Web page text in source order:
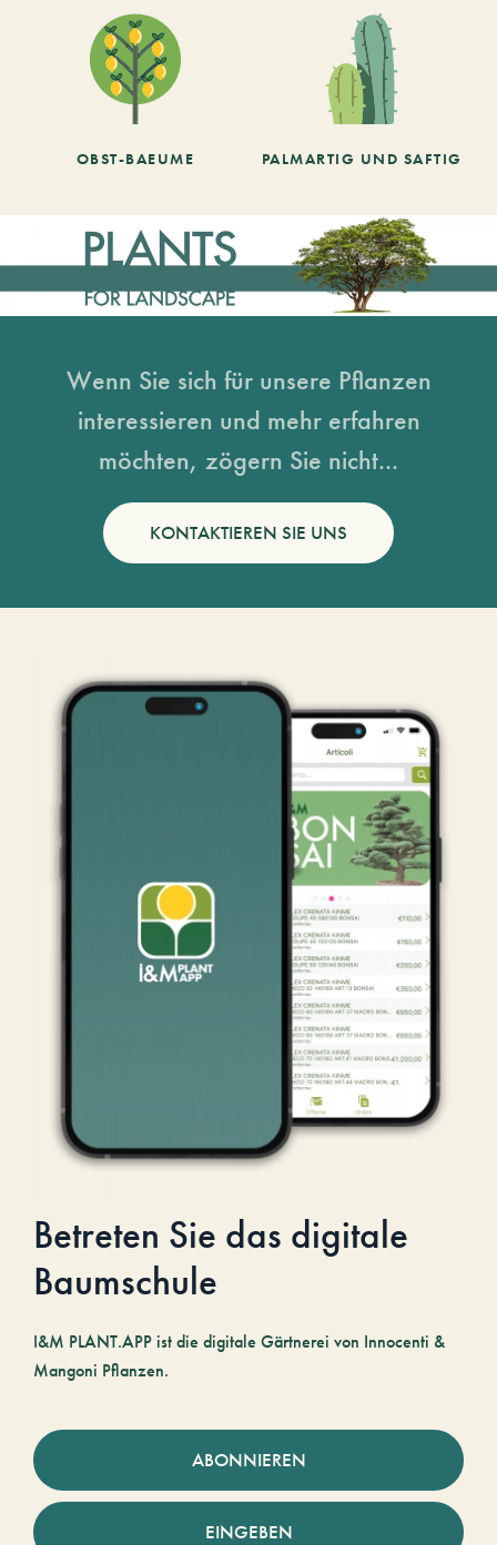
OBST-BAEUME PALMARTIG UND SAFTIG
Wenn Sie sich für unsere Pflanzen
interessieren und mehr erfahren
möchten, zögern Sie nicht...
KONTAKTIEREN SIE UNS
Betreten Sie das digitale
Baumschule
I&M PLANT.APP ist die digitale Gärtnerei von Innocenti &
Mangoni Pflanzen.
ABONNIEREN
EINGEBEN